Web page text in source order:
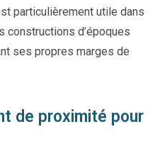
particulièrement utile dans
constructions d’époques
ses propres marges de
de proximité pour